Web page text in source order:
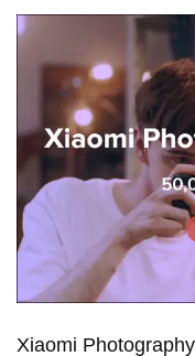
Xiaomi